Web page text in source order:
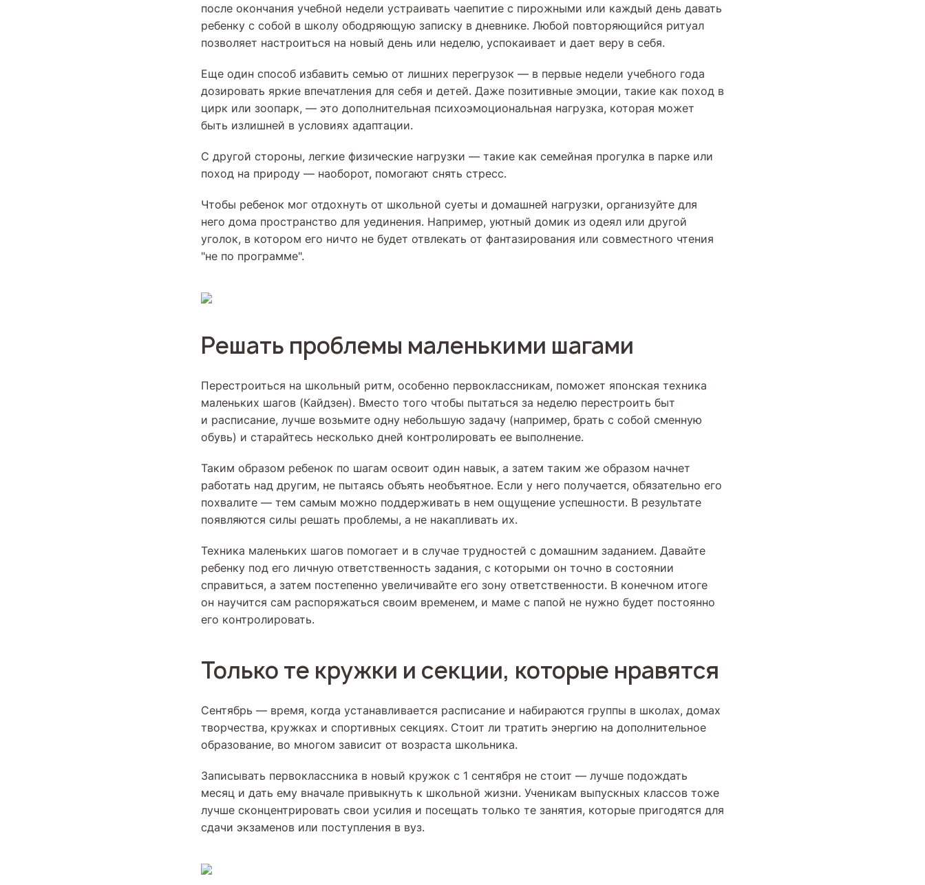
после окончания учебной недели устраивать чаепитие с пирожными или каждый день давать
ребенку с собой в школу ободряющую записку в дневнике. Любой повторяющийся ритуал
позволяет настроиться на новый день или неделю, успокаивает и дает веру в себя.
Еще один способ избавить семью от лишних перегрузок — в первые недели учебного года
дозировать яркие впечатления для себя и детей. Даже позитивные эмоции, такие как поход в
цирк или зоопарк, — это дополнительная психоэмоциональная нагрузка, которая может
быть излишней в условиях адаптации.
С другой стороны, легкие физические нагрузки — такие как семейная прогулка в парке или
поход на природу — наоборот, помогают снять стресс.
Чтобы ребенок мог отдохнуть от школьной суеты и домашней нагрузки, организуйте для
него дома пространство для уединения. Например, уютный домик из одеял или другой
уголок, в котором его ничто не будет отвлекать от фантазирования или совместного чтения
"не по программе".
Решать проблемы маленькими шагами
Перестроиться на школьный ритм, особенно первоклассникам, поможет японская техника
маленьких шагов (Кайдзен). Вместо того чтобы пытаться за неделю перестроить быт
и расписание, лучше возьмите одну небольшую задачу (например, брать с собой сменную
обувь) и старайтесь несколько дней контролировать ее выполнение.
Таким образом ребенок по шагам освоит один навык, а затем таким же образом начнет
работать над другим, не пытаясь объять необъятное. Если у него получается, обязательно его
похвалите — тем самым можно поддерживать в нем ощущение успешности. В результате
появляются силы решать проблемы, а не накапливать их.
Техника маленьких шагов помогает и в случае трудностей с домашним заданием. Давайте
ребенку под его личную ответственность задания, с которыми он точно в состоянии
справиться, а затем постепенно увеличивайте его зону ответственности. В конечном итоге
он научится сам распоряжаться своим временем, и маме с папой не нужно будет постоянно
его контролировать.
Только те кружки и секции, которые нравятся
Сентябрь — время, когда устанавливается расписание и набираются группы в школах, домах
творчества, кружках и спортивных секциях. Стоит ли тратить энергию на дополнительное
образование, во многом зависит от возраста школьника.
Записывать первоклассника в новый кружок с 1 сентября не стоит — лучше подождать
месяц и дать ему вначале привыкнуть к школьной жизни. Ученикам выпускных классов тоже
лучше сконцентрировать свои усилия и посещать только те занятия, которые пригодятся для
сдачи экзаменов или поступления в вуз.